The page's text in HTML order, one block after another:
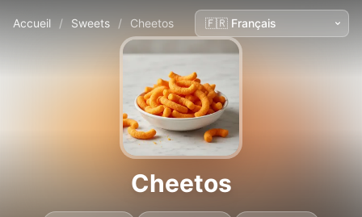
Accueil / Sweets / Cheetos
Cheetos